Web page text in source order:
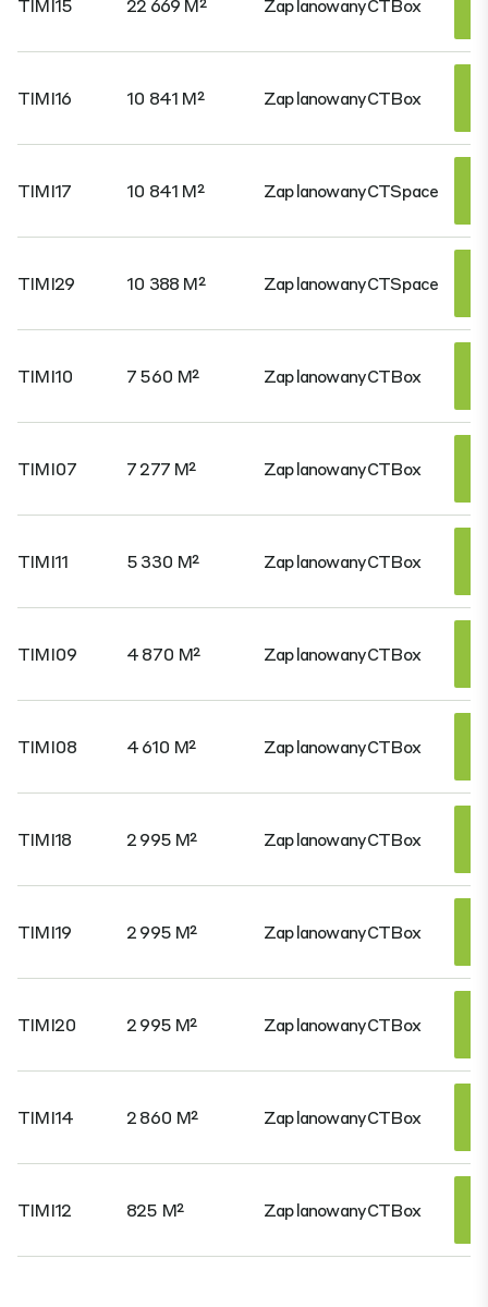
TIMI15 22 669 M² ZaplanowanyCTBox
TIMI16 10 841 M² ZaplanowanyCTBox
TIMI17 10 841 M² ZaplanowanyCTSpace
TIMI29 10 388 M² ZaplanowanyCTSpace
TIMI10 7 560 M² ZaplanowanyCTBox
TIMI07 7 277 M² ZaplanowanyCTBox
TIMI11 5 330 M² ZaplanowanyCTBox
TIMI09 4 870 M² ZaplanowanyCTBox
TIMI08 4 610 M² ZaplanowanyCTBox
TIMI18 2 995 M² ZaplanowanyCTBox
TIMI19 2 995 M² ZaplanowanyCTBox
TIMI20 2 995 M² ZaplanowanyCTBox
TIMI14 2 860 M² ZaplanowanyCTBox
TIMI12 825 M² ZaplanowanyCTBox